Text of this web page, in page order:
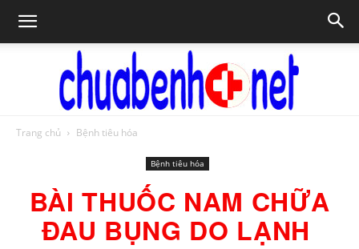
Trang chủ Bệnh tiêu hóa
Bệnh tiêu hóa
BÀI THUỐC NAM CHỮA
ĐAU BỤNG DO LẠNH